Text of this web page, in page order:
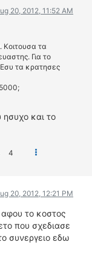
20, 2012, 11:52 AM
Κοιτουσα τα
Για το
τα κρατησες
ησυχο και το
4
20, 2012, 12:21 PM
το κοστος
που σχεδιασε
συνεργειο εδω